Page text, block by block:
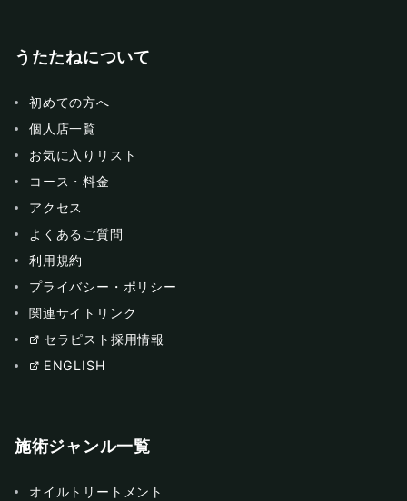
うたたねについて
初めての方へ
個人店一覧
お気に入りリスト
コース・料金
アクセス
よくあるご質問
利用規約
プライバシー・ポリシー
関連サイトリンク
セラピスト採用情報
ENGLISH
施術ジャンル一覧
オイルトリートメント